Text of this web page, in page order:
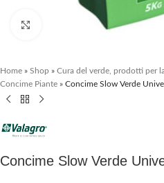
Clicca per ingrandire
Home » Shop » Cura del verde, prodotti per
Concime Piante » Concime Slow Verde
Concime Slow Verde